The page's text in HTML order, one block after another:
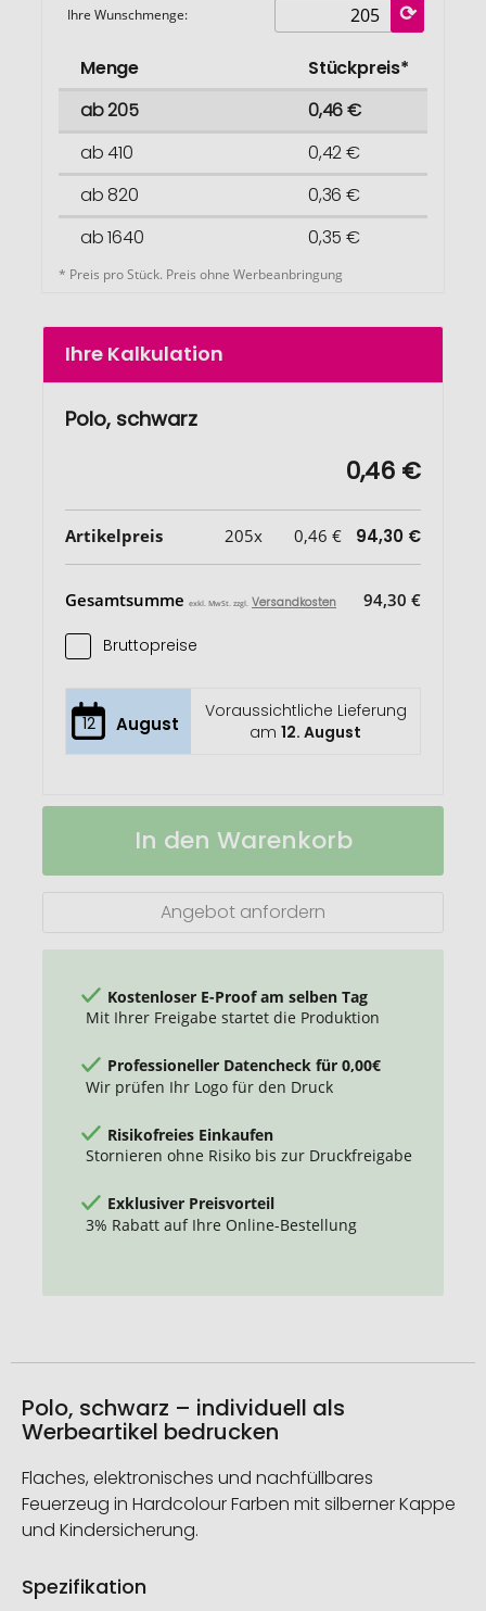
Ihre Wunschmenge:
Menge
Stückpreis*
ab 205
0,46 €
ab 410
0,42 €
ab 820
0,36 €
ab 1640
0,35 €
* Preis pro Stück. Preis ohne Werbeanbringung
Ihre Kalkulation
Polo, schwarz
0,46 €
Artikelpreis 205x 0,46 € 94,30 €
Gesamtsumme exkl. MwSt. zzgl. Versandkosten 94,30 €
Bruttopreise
12 August
Voraussichtliche Lieferung
am12. August
Polo
Auf
In den Warenkorb
Angebot anfordern
Kostenloser E-Proof am selben Tag
Mit Ihrer Freigabe startet die Produktion
Professioneller Datencheck für 0,00€
Wir prüfen Ihr Logo für den Druck
Risikofreies Einkaufen
Stornieren ohne Risiko bis zur Druckfreigabe
Exklusiver Preisvorteil
3% Rabatt auf Ihre Online-Bestellung
Polo, schwarz – individuell als
Werbeartikel bedrucken
Flaches, elektronisches und nachfüllbares
Feuerzeug in Hardcolour Farben mit silberner Kappe
und Kindersicherung.
Spezifikation